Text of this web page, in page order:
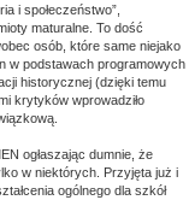
i społeczeństwo”,
maturalne. To dość
osób, które same niejako
w podstawach programowych
historycznej (dzięki temu
krytyków wprowadziło
ogłaszając dumnie, że
w niektórych. Przyjęta już i
ogólnego dla szkół